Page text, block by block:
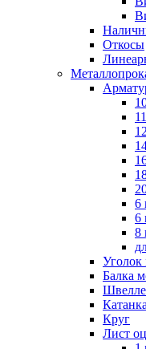
Откосы
6
6
8
Уголок
Балка
Катанка
Круг
Лист